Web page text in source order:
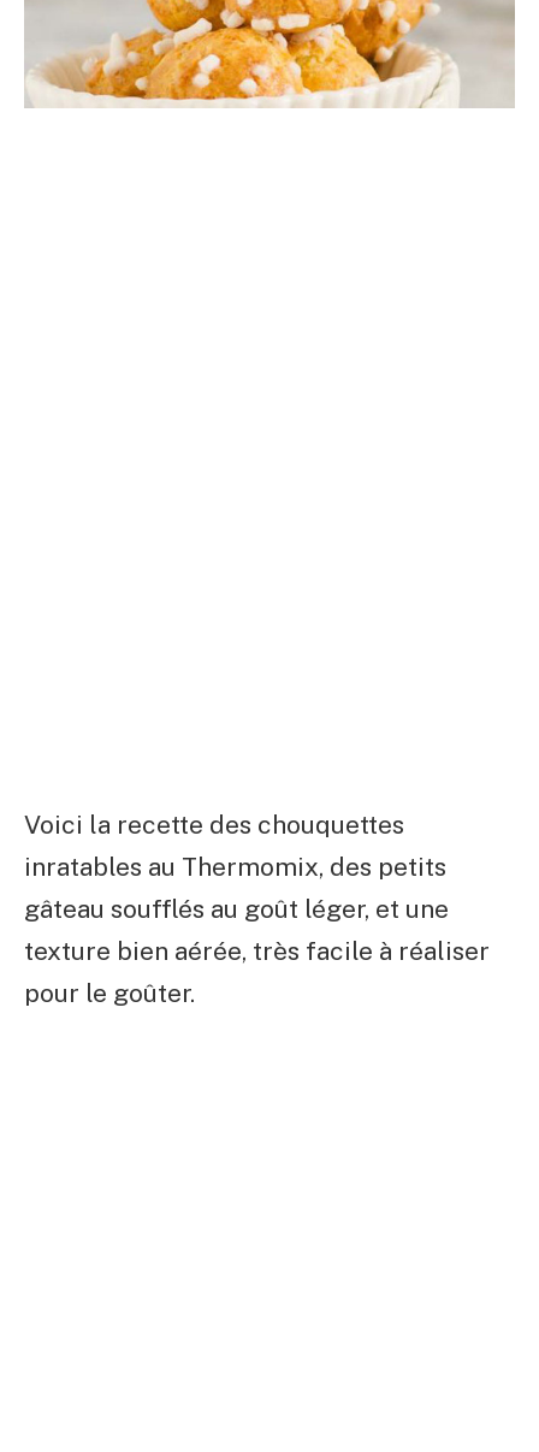
Voici la recette des chouquettes
inratables au Thermomix, des petits
gâteau soufflés au goût léger, et une
texture bien aérée, très facile à réaliser
pour le goûter.